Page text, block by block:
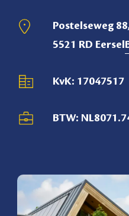
Postelseweg
5521 RD Eersel
KvK: 17047517
BTW: